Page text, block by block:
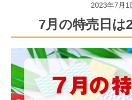
2023年7月1
7月の特売日は